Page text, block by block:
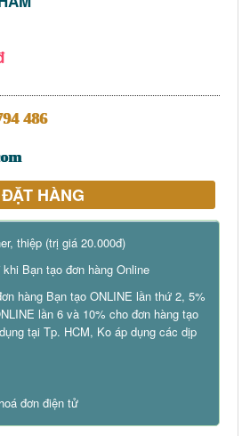
486
ĐẶT HÀNG
thiệp (trị giá 20.000đ)
Bạn tạo đơn hàng Online
hàng Bạn tạo ONLINE lần thứ 2, 5%
lần 6 và 10% cho đơn hàng tạo
tại Tp. HCM, Ko áp dụng các dịp
đơn điện tử